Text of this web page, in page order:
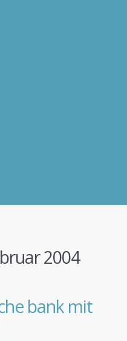
2004
bank mit